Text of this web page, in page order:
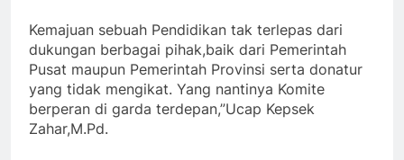
Kemajuan sebuah Pendidikan tak terlepas dari
dukungan berbagai pihak,baik dari Pemerintah
Pusat maupun Pemerintah Provinsi serta donatur
yang tidak mengikat. Yang nantinya Komite
berperan di garda terdepan,”Ucap Kepsek
Zahar,M.Pd.